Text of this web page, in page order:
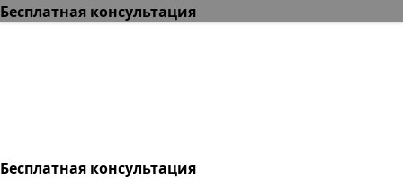
Бесплатная консультация
Бесплатная консультация